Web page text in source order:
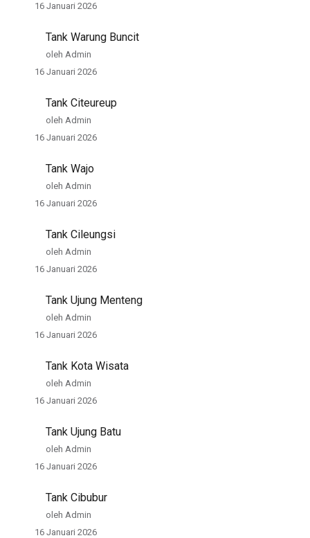
16 Januari 2026
Tank Warung Buncit
oleh Admin
16 Januari 2026
Tank Citeureup
oleh Admin
16 Januari 2026
Tank Wajo
oleh Admin
16 Januari 2026
Tank Cileungsi
oleh Admin
16 Januari 2026
Tank Ujung Menteng
oleh Admin
16 Januari 2026
Tank Kota Wisata
oleh Admin
16 Januari 2026
Tank Ujung Batu
oleh Admin
16 Januari 2026
Tank Cibubur
oleh Admin
16 Januari 2026